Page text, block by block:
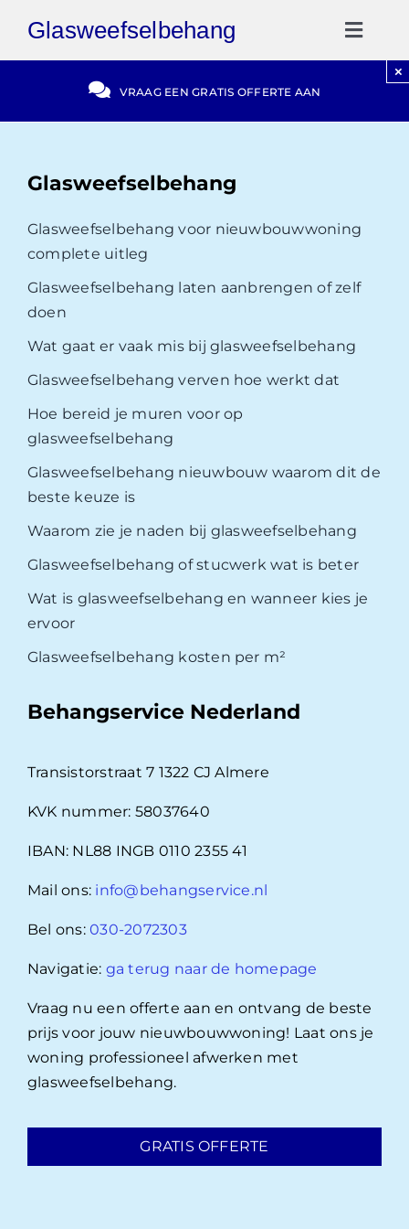
naar
inhoud
Glasweefselbehang
Gratis Offerte
030-2072303
VRAAG EEN GRATIS OFFERTE AAN
×
Glasweefselbehang
Glasweefselbehang voor nieuwbouwwoning
complete uitleg
Glasweefselbehang laten aanbrengen of zelf
doen
Wat gaat er vaak mis bij glasweefselbehang
Glasweefselbehang verven hoe werkt dat
Hoe bereid je muren voor op
glasweefselbehang
Glasweefselbehang nieuwbouw waarom dit de
beste keuze is
Waarom zie je naden bij glasweefselbehang
Glasweefselbehang of stucwerk wat is beter
Wat is glasweefselbehang en wanneer kies je
ervoor
Glasweefselbehang kosten per m²
Behangservice Nederland
Transistorstraat 7 1322 CJ Almere
KVK nummer: 58037640
IBAN: NL88 INGB 0110 2355 41
Mail ons: info@behangservice.nl
Bel ons:030-2072303
Navigatie: ga terug naar de homepage
Vraag nu een offerte aan en ontvang de beste
prijs voor jouw nieuwbouwwoning! Laat ons je
woning professioneel afwerken met
glasweefselbehang.
GRATIS OFFERTE